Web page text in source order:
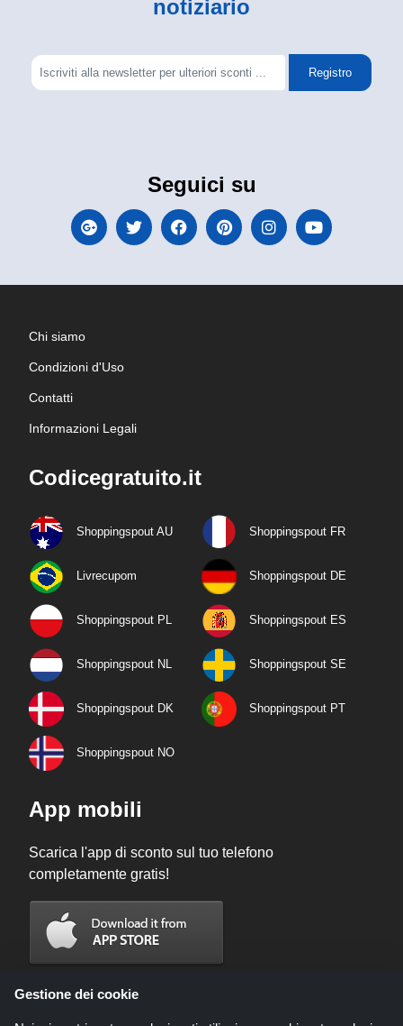
notiziario
Registro
Seguici su
Chi siamo
Condizioni d'Uso
Contatti
Informazioni Legali
Codicegratuito.it
Shoppingspout AU Shoppingspout FR
Livrecupom Shoppingspout DE
Shoppingspout PL Shoppingspout ES
Shoppingspout NL Shoppingspout SE
Shoppingspout DK Shoppingspout PT
Shoppingspout NO
App mobili
Scarica l'app di sconto sul tuo telefono
completamente gratis!
Gestione dei cookie